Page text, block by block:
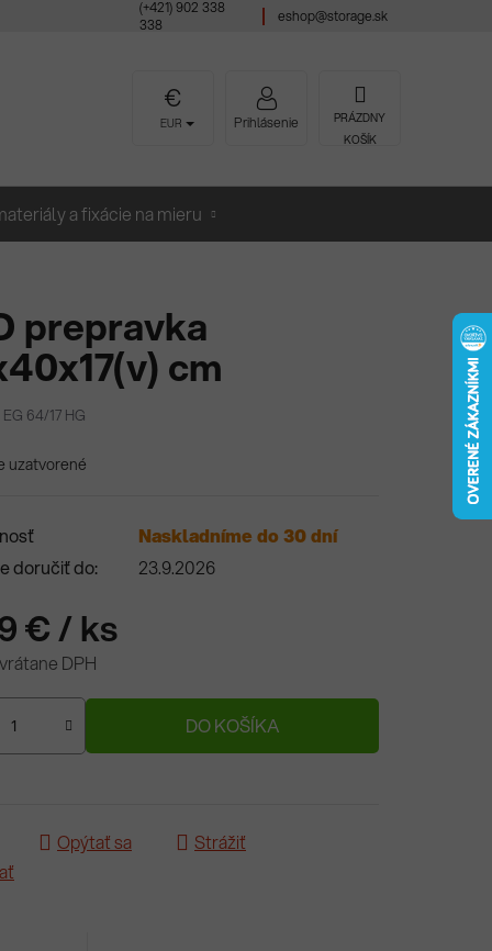
(+421) 902 338
338
eshop@storage.sk
EUR Prihlásenie NÁKUPNÝ
KOŠÍK
PRÁZDNY
KOŠÍK
a fixácie na mieru
prepravka
cm
64/17 HG
uzatvorené
Naskladníme do 30 dní
doručiť do:
23.9.2026
€/ ks
DPH
cena:
DO KOŠÍKA
Opýtať sa
Strážiť